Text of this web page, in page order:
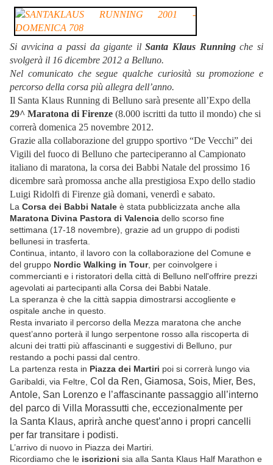
Si avvicina a passi da gigante ilSanta Klaus Runningche si
svolgerà il 16 dicembre 2012 a Belluno.
Nel comunicato che segue qualche curiosità su promozione e
percorso della corsa più allegra dell’anno.
Il Santa Klaus Running di Belluno sarà presente all’Expo della
29^ Maratona di Firenze (8.000 iscritti da tutto il mondo) che si
correrà domenica 25 novembre 2012.
Grazie alla collaborazione del gruppo sportivo “De Vecchi” dei
Vigili del fuoco di Belluno che parteciperanno al Campionato
italiano di maratona, la corsa dei Babbi Natale del prossimo 16
dicembre sarà promossa anche alla prestigiosa Expo dello stadio
Luigi Ridolfi di Firenze già domani, venerdì e sabato.
La Corsa dei Babbi Natale è stata pubblicizzata anche alla
Maratona Divina Pastora di Valencia dello scorso fine
settimana (17-18 novembre), grazie ad un gruppo di podisti
bellunesi in trasferta.
Continua, intanto, il lavoro con la collaborazione del Comune e
del gruppo Nordic Walking in Tour, per coinvolgere i
commercianti e i ristoratori della città di Belluno nell'offrire prezzi
agevolati ai partecipanti alla Corsa dei Babbi Natale.
La speranza è che la città sappia dimostrarsi accogliente e
ospitale anche in questo.
Resta invariato il percorso della Mezza maratona che anche
quest’anno porterà il lungo serpentone rosso alla riscoperta di
alcuni dei tratti più affascinanti e suggestivi di Belluno, pur
restando a pochi passi dal centro.
La partenza resta in Piazza dei Martiri poi si correrà lungo via
Garibaldi, via Feltre, Col da Ren, Giamosa, Sois, Mier, Bes,
Antole, San Lorenzo e l’affascinante passaggio all’interno
del parco di Villa Morassutti che, eccezionalmente per
la Santa Klaus, aprirà anche quest’anno i propri cancelli
per far transitare i podisti.
L’arrivo di nuovo in Piazza dei Martiri.
Ricordiamo che le iscrizioni sia alla Santa Klaus Half Marathon e